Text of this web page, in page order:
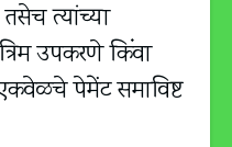
त्यांच्या
उपकरणे किंवा
पेमेंट समाविष्ट